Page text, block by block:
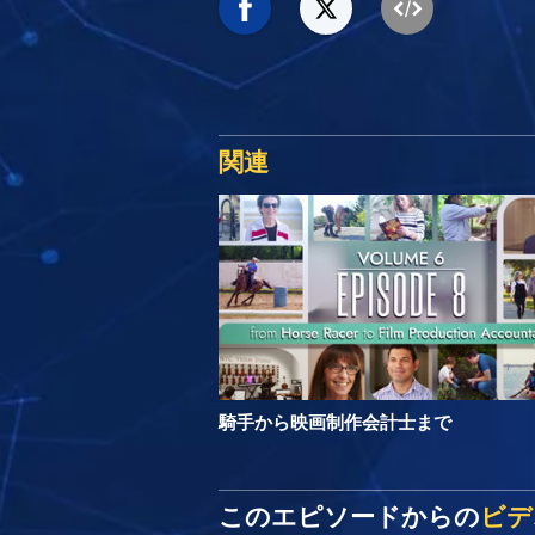
関連
騎手から映画制作会計士まで
このエピソードからのビ